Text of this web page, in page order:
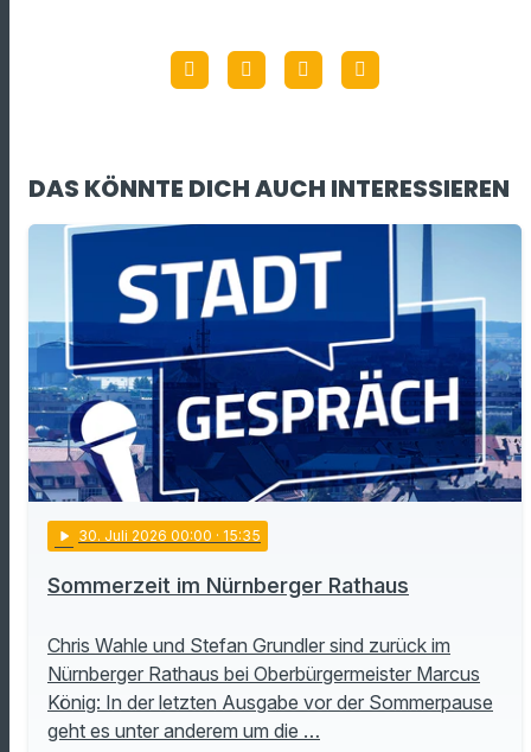
DAS KÖNNTE DICH AUCH INTERESSIEREN
play_arrow 30. Juli 2026 00:00 · 15:35
Sommerzeit im Nürnberger Rathaus
Chris Wahle und Stefan Grundler sind zurück im
Nürnberger Rathaus bei Oberbürgermeister Marcus
König: In der letzten Ausgabe vor der Sommerpause
geht es unter anderem um die …